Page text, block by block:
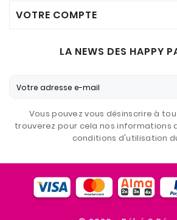
VOTRE COMPTE
LA NEWS DES HAPPY
Vous pouvez vous désinscrire à
trouverez pour cela nos informations
conditions d'utilisation